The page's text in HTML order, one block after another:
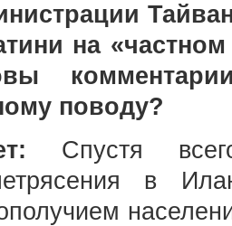
на
поводу?
Спустя
в